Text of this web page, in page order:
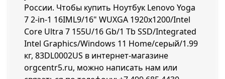
России. Чтобы купить Ноутбук Lenovo Yoga
7 2-in-1 16IML9/16" WUXGA 1920x1200/Intel
Core Ultra 7 155U/16 Gb/1 Tb SSD/Integrated
Intel Graphics/Windows 11 Home/серый/1.99
кг, 83DL0002US в интернет-магазине
orgcentr5.ru, можно написать нам или